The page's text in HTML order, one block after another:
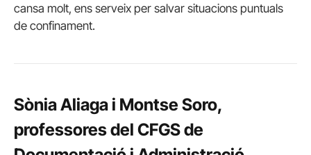
cansa molt, ens serveix per salvar situacions puntuals
de confinament.
Sònia Aliaga i Montse Soro,
professores del CFGS de